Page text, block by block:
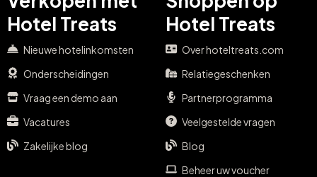
Hotel Treats
Nieuwe hotelinkomsten
Onderscheidingen
Vraag een demo aan
Vacatures
Zakelijke blog
Hotel Treats
Over hoteltreats.com
Relatiegeschenken
Partnerprogramma
Veelgestelde vragen
Blog
Beheer uw voucher